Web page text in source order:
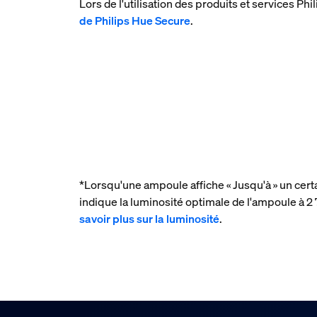
Lors de l'utilisation des produits et services
de Philips Hue Secure.
*Lorsqu'une ampoule affiche « Jusqu'à » un
indique la luminosité optimale de l'ampoule à
savoir plus sur la luminosité.